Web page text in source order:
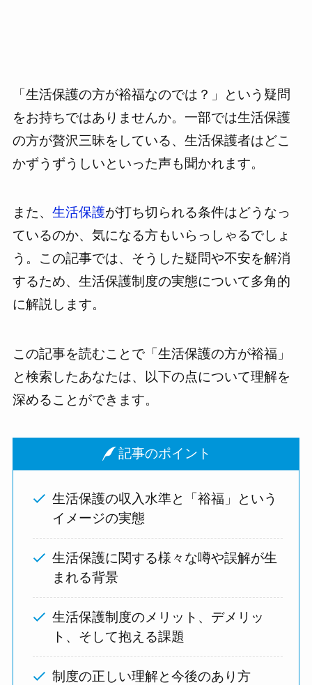
「生活保護の方が裕福なのでは？」という疑問
をお持ちではありませんか。一部では生活保護
の方が贅沢三昧をしている、生活保護者はどこ
かずうずうしいといった声も聞かれます。
また、 生活保護が打ち切られる条件はどうなっ
ているのか、気になる方もいらっしゃるでしょ
う。この記事では、そうした疑問や不安を解消
するため、生活保護制度の実態について多角的
に解説します。
この記事を読むことで「生活保護の方が裕福」
と検索したあなたは、以下の点について理解を
深めることができます。
記事のポイント
生活保護の収入水準と「裕福」という
イメージの実態
生活保護に関する様々な噂や誤解が生
まれる背景
生活保護制度のメリット、デメリッ
ト、そして抱える課題
制度の正しい理解と今後のあり方